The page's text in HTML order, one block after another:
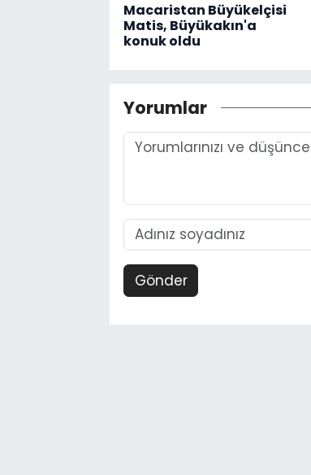
Macaristan Büyükelçisi
Matis, Büyükakın'a
konuk oldu
Yorumlar
Gönder